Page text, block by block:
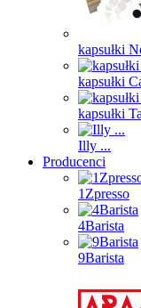
kapsułki
kapsułki
kapsułki
Illy ...
Producenci
1Zpresso
4Barista
9Barista